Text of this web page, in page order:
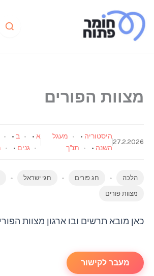
לתוכן
מצוות הפורים
27.2.2026
היסטוריה •
מעגל
השנה • תנ"ך
א• ב•
גנים •
הלכה חג פורים חגי ישראל
מצוות פורים
כאן מובא תרשים ובו ארגון מצוות
מעבר לקישור